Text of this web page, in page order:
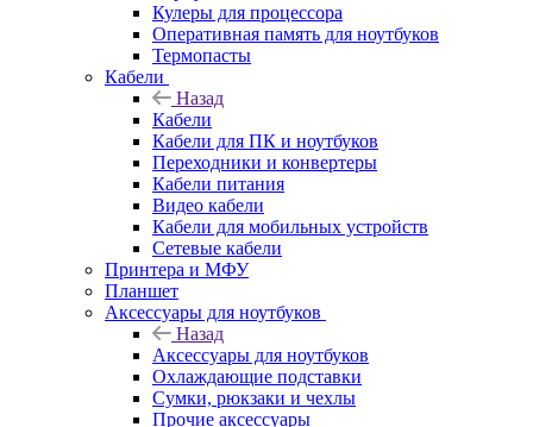
Кулеры для процессора
Оперативная память для ноутбуков
Термопасты
Кабели
Назад
Кабели
Кабели для ПК и ноутбуков
Переходники и конвертеры
Кабели питания
Видео кабели
Кабели для мобильных устройств
Сетевые кабели
Принтера и МФУ
Планшет
Аксессуары для ноутбуков
Назад
Аксессуары для ноутбуков
Охлаждающие подставки
Сумки, рюкзаки и чехлы
Прочие аксессуары